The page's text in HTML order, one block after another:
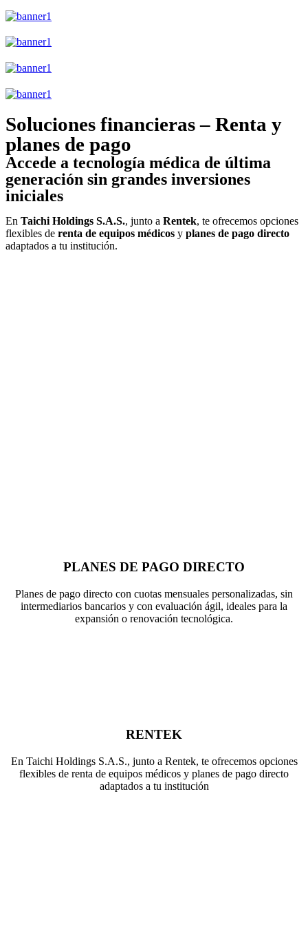
Soluciones financieras – Renta y
planes de pago
Accede a tecnología médica de última
generación sin grandes inversiones
iniciales
En Taichi Holdings S.A.S., junto a Rentek, te ofrecemos opciones
flexibles de renta de equipos médicos y planes de pago directo
adaptados a tu institución.
PLANES DE PAGO DIRECTO
Planes de pago directo con cuotas mensuales personalizadas, sin
intermediarios bancarios y con evaluación ágil, ideales para la
expansión o renovación tecnológica.
RENTEK
En Taichi Holdings S.A.S., junto a Rentek, te ofrecemos opciones
flexibles de renta de equipos médicos y planes de pago directo
adaptados a tu institución